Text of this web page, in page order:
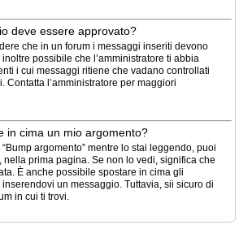
deve essere approvato?
che in un forum i messaggi inseriti devono
possibile che l’amministratore ti abbia
i cui messaggi ritiene che vadano controllati
Contatta l’amministratore per maggiori
in cima un mio argomento?
argomento” mentre lo stai leggendo, puoi
prima pagina. Se non lo vedi, significa che
È anche possibile spostare in cima gli
un messaggio. Tuttavia, sii sicuro di
in cui ti trovi.